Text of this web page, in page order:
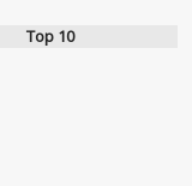
Top 10